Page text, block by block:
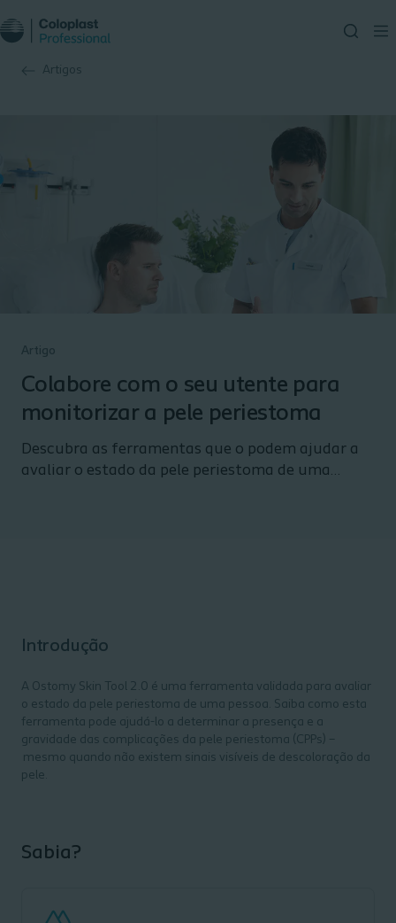
Artigos
Artigo
Colabore com o seu utente para
monitorizar a pele periestoma
Descubra as ferramentas que o podem ajudar a
avaliar o estado da pele periestoma de uma
Introdução
A Ostomy Skin Tool 2.0 é uma ferramenta validada para avaliar
o estado da pele periestoma de uma pessoa. Saiba como esta
ferramenta pode ajudá-lo a determinar a presença e a
gravidade das complicações da pele periestoma (CPPs) –
mesmo quando não existem sinais visíveis de descoloração da
pele.
Sabia?